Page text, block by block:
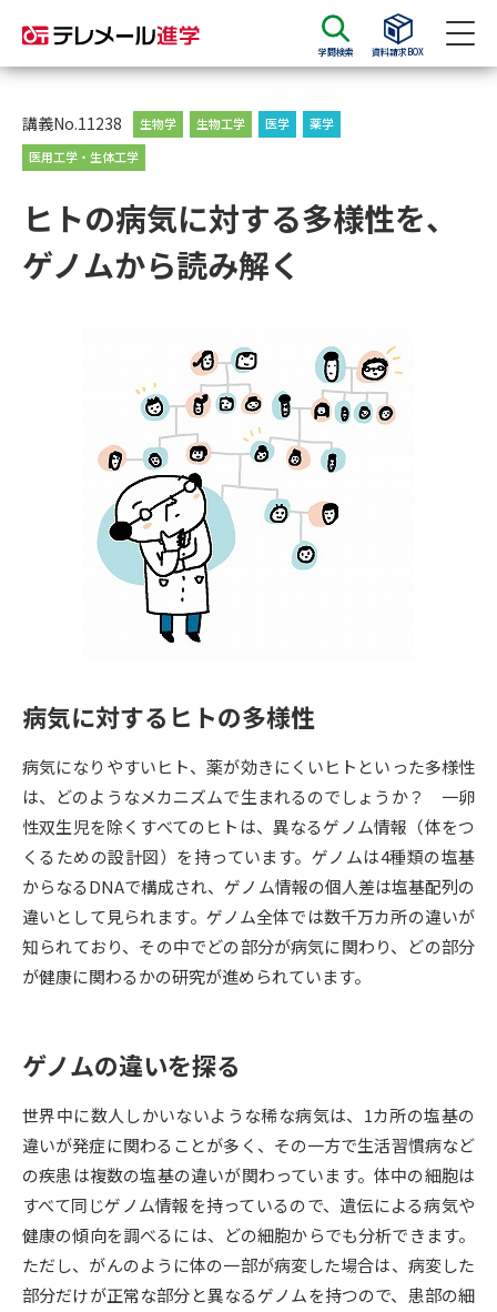
学問検索 資料請求BOX
資料請求 資料検索
大学・短大の資料種類から請求
大学パンフ 学部・学科パンフ
大学・短大以外の資料から請求
専門学校の資料請求 大学院の資料請求
留学・進学関連、塾・予備校
大学入学共通テスト「受験案
内」の請求
大学入学共通テスト「受験上の
高等学校（情報）教員資格認定
大学研究 大学検索
大学で学べる内容や特徴を調べる
新増設大学・学部・学科特集
国際・グローバルに強い大学特
集
新学年スタート号特集ページ
（高3生用）
新学年スタート号特集ページ
（高2生用）
SELFBRAND特集ページ
オープンキャンパスなどを調べる
講義No.11238 生物学 生物工学 医学
薬学
医用工学・生体工学
ヒトの病気に対する多様性を、
ゲノムから読み解く
病気に対するヒトの多様性
病気になりやすいヒト、薬が効きにくいヒトといった多様性
は、どのようなメカニズムで生まれるのでしょうか？ 一卵
性双生児を除くすべてのヒトは、異なるゲノム情報（体をつ
くるための設計図）を持っています。ゲノムは4種類の塩基
からなるDNAで構成され、ゲノム情報の個人差は塩基配列の
違いとして見られます。ゲノム全体では数千万カ所の違いが
知られており、その中でどの部分が病気に関わり、どの部分
が健康に関わるかの研究が進められています。
ゲノムの違いを探る
世界中に数人しかいないような稀な病気は、1カ所の塩基の
違いが発症に関わることが多く、その一方で生活習慣病など
の疾患は複数の塩基の違いが関わっています。体中の細胞は
すべて同じゲノム情報を持っているので、遺伝による病気や
健康の傾向を調べるには、どの細胞からでも分析できます。
ただし、がんのように体の一部が病変した場合は、病変した
部分だけが正常な部分と異なるゲノムを持つので、患部の細